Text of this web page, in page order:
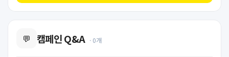
💬 캠페인 Q&A · 0개